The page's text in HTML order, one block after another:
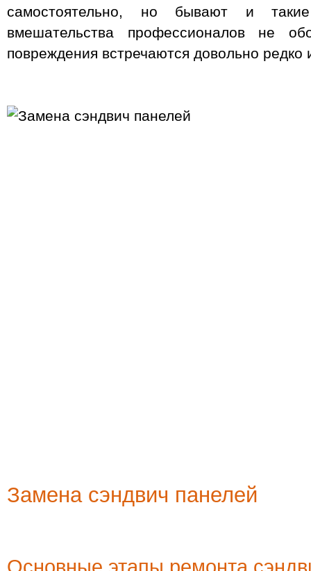
самостоятельно, но бывают и
вмешательства профессионалов не
повреждения встречаются довольно редко
Замена сэндвич панелей